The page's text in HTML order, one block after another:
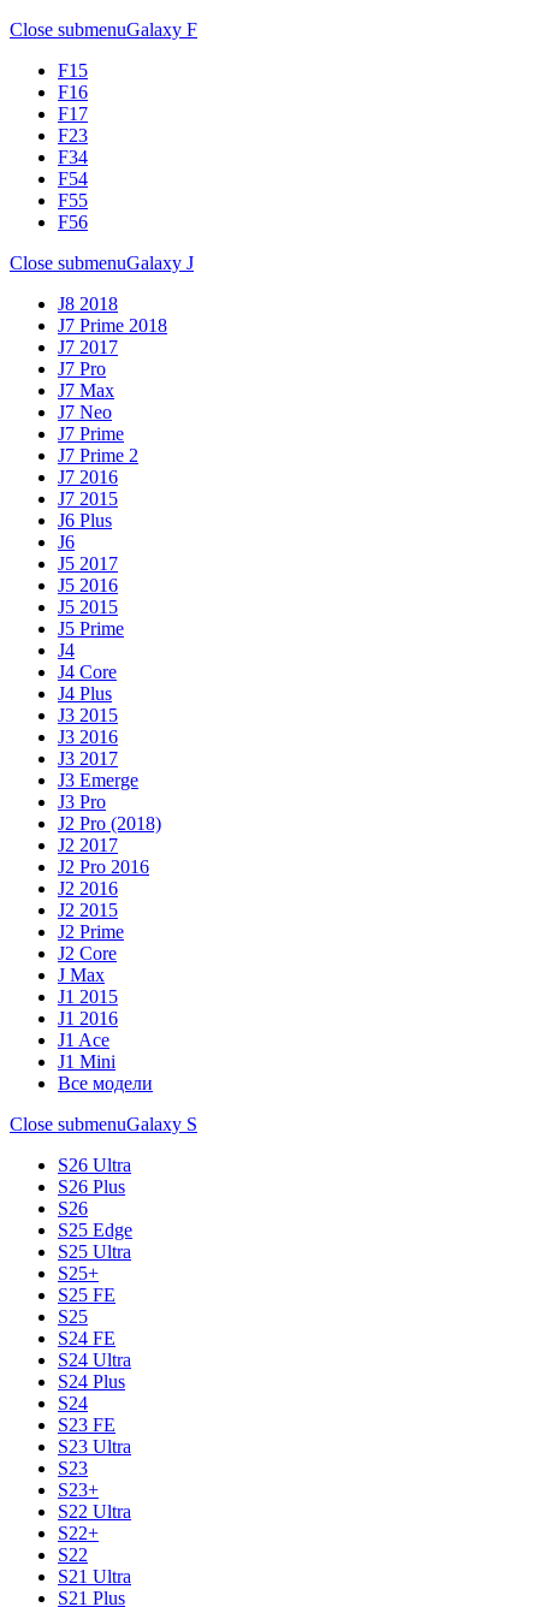
Close submenuGalaxy F
F15
F16
F17
F23
F34
F54
F55
F56
Close submenuGalaxy J
J8 2018
J7 Prime 2018
J7 2017
J7 Pro
J7 Max
J7 Neo
J7 Prime
J7 Prime 2
J7 2016
J7 2015
J6 Plus
J6
J5 2017
J5 2016
J5 2015
J5 Prime
J4
J4 Core
J4 Plus
J3 2015
J3 2016
J3 2017
J3 Emerge
J3 Pro
J2 Pro (2018)
J2 2017
J2 Pro 2016
J2 2016
J2 2015
J2 Prime
J2 Core
J Max
J1 2015
J1 2016
J1 Ace
J1 Mini
Все модели
Close submenuGalaxy S
S26 Ultra
S26 Plus
S26
S25 Edge
S25 Ultra
S25+
S25 FE
S25
S24 FE
S24 Ultra
S24 Plus
S24
S23 FE
S23 Ultra
S23
S23+
S22 Ultra
S22+
S22
S21 Ultra
S21 Plus